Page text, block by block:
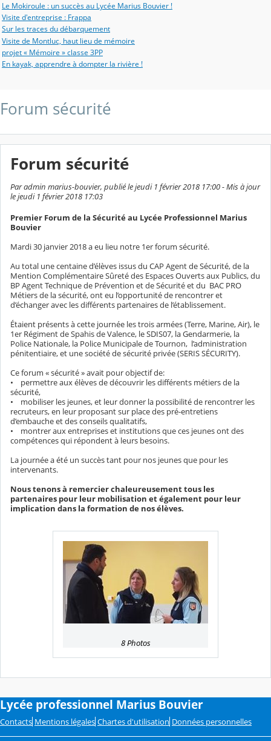
Le Mokiroule : un succès au Lycée Marius Bouvier !
Visite d'entreprise : Frappa
Sur les traces du débarquement
Visite de Montluc, haut lieu de mémoire
projet « Mémoire » classe 3PP
En kayak, apprendre à dompter la rivière !
Forum sécurité
Forum sécurité
Par admin marius-bouvier, publié le jeudi 1 février 2018 17:00 - Mis à jour
le jeudi 1 février 2018 17:03
Premier Forum de la Sécurité au Lycée Professionnel Marius
Bouvier
Mardi 30 janvier 2018 a eu lieu notre 1er forum sécurité.
Au total une centaine d’élèves issus du CAP Agent de Sécurité, de la
Mention Complémentaire Sûreté des Espaces Ouverts aux Publics, du
BP Agent Technique de Prévention et de Sécurité et du BAC PRO
Métiers de la sécurité, ont eu l’opportunité de rencontrer et
d’échanger avec les différents partenaires de l’établissement.
Étaient présents à cette journée les trois armées (Terre, Marine, Air), le
1er Régiment de Spahis de Valence, le SDIS07, la Gendarmerie, la
Police Nationale, la Police Municipale de Tournon, l’administration
pénitentiaire, et une société de sécurité privée (SERIS SÉCURITY).
Ce forum « sécurité » avait pour objectif de:
• permettre aux élèves de découvrir les différents métiers de la
sécurité,
• mobiliser les jeunes, et leur donner la possibilité de rencontrer les
recruteurs, en leur proposant sur place des pré-entretiens
d’embauche et des conseils qualitatifs,
• montrer aux entreprises et institutions que ces jeunes ont des
compétences qui répondent à leurs besoins.
La journée a été un succès tant pour nos jeunes que pour les
intervenants.
Nous tenons à remercier chaleureusement tous les
partenaires pour leur mobilisation et également pour leur
implication dans la formation de nos élèves.
8 Photos
Lycée professionnel Marius Bouvier
Contacts Mentions légales Chartes d'utilisation Données personnelles